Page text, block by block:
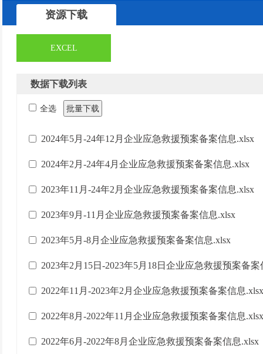
资源下载
EXCEL
数据下载列表
全选 批量下载
2024年5月-24年12月企业应急救援预案备案信息.xlsx
2024年2月-24年4月企业应急救援预案备案信息.xlsx
2023年11月-24年2月企业应急救援预案备案信息.xlsx
2023年9月-11月企业应急救援预案备案信息.xlsx
2023年5月-8月企业应急救援预案备案信息.xlsx
2023年2月15日-2023年5月18日企业应急救援预案备案
2022年11月-2023年2月企业应急救援预案备案信息
2022年8月-2022年11月企业应急救援预案备案信息
2022年6月-2022年8月企业应急救援预案备案信息.xlsx